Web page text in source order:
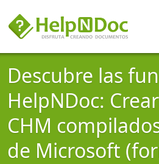
Descubre las
HelpNDoc:
CHM
de Microsoft